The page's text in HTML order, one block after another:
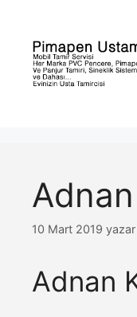
10 Mart 2019 yazar
Adnan